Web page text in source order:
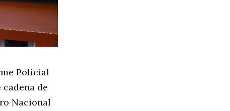
Policial
de
Nacional